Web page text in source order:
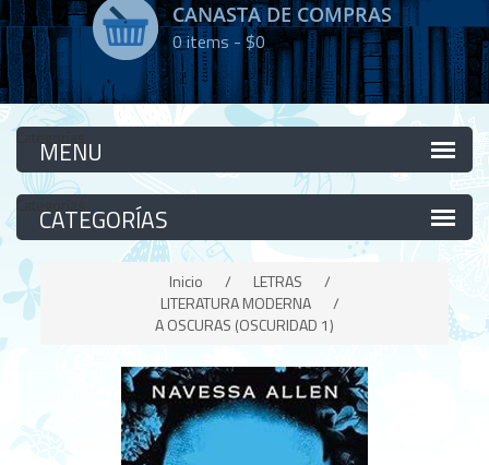
CANASTA DE COMPRAS
0items -$0
Categorías
Categorías
Inicio / LETRAS
/
LITERATURA MODERNA
/
A OSCURAS (OSCURIDAD 1)